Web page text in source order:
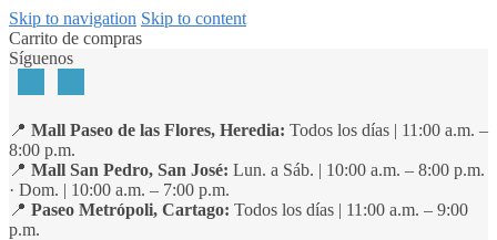
Skip to navigation Skip to content
Carrito de compras
Síguenos
📍 Mall Paseo de las Flores, Heredia: Todos los días | 11:00 a.m. –
8:00 p.m.
📍 Mall San Pedro, San José: Lun. a Sáb. | 10:00 a.m. – 8:00 p.m.
· Dom. | 10:00 a.m. – 7:00 p.m.
📍 Paseo Metrópoli, Cartago: Todos los días | 11:00 a.m. – 9:00
p.m.